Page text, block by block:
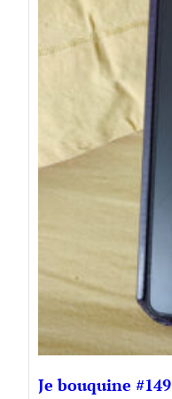
Je bouquine #149